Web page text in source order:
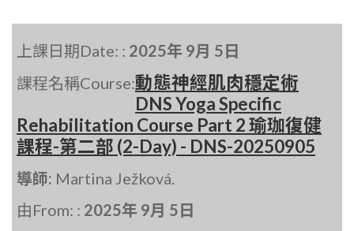
上課日期Date: : 2025年 9月 5日
課程名稱Course:動態神經肌肉穩定術
DNS Yoga Specific
Rehabilitation Course Part 2 瑜珈復健
課程-第二部 (2-Day) - DNS-20250905
導師: Martina Ježková.
由From: : 2025年 9月 5日